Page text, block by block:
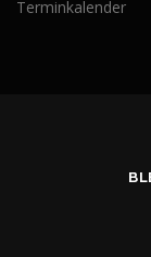
Terminkalender